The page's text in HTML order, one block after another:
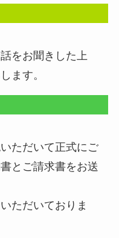
をお聞きした上
ます。
ただいて正式にご
とご請求書をお送
ただいておりま